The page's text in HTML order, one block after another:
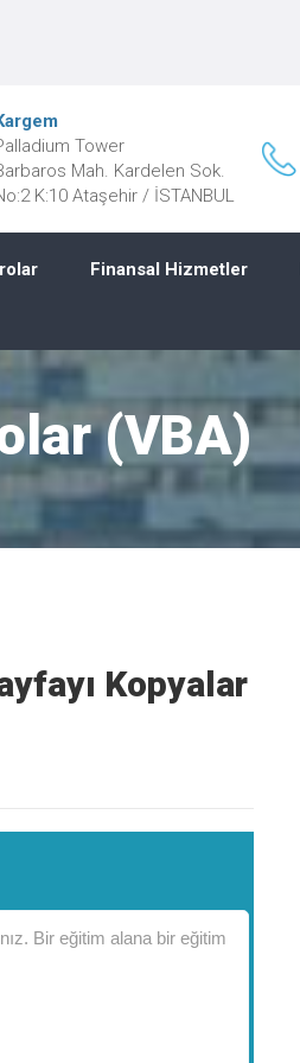
Tower
Mah. Kardelen Sok.
K:10 Ataşehir / İSTANBUL
Finansal Hizmetler
(VBA)
Kopyalar